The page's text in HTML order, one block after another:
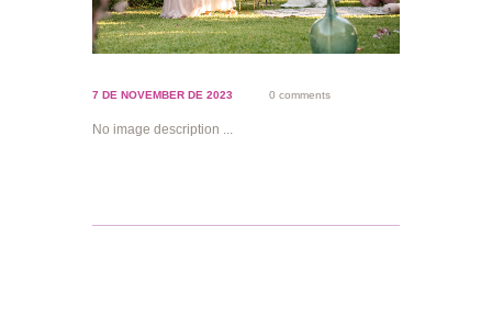
7 DE NOVEMBER DE 2023 0 comments
No image description ...